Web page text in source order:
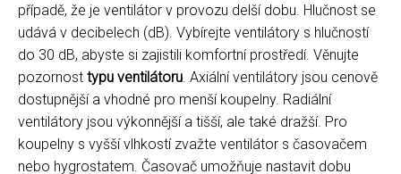
případě, že je ventilátor v provozu delší dobu. Hlučnost se
udává v decibelech (dB). Vybírejte ventilátory s hlučností
do 30 dB, abyste si zajistili komfortní prostředí. Věnujte
pozornost typu ventilátoru. Axiální ventilátory jsou cenově
dostupnější a vhodné pro menší koupelny. Radiální
ventilátory jsou výkonnější a tišší, ale také dražší. Pro
koupelny s vyšší vlhkostí zvažte ventilátor s časovačem
nebo hygrostatem. Časovač umožňuje nastavit dobu